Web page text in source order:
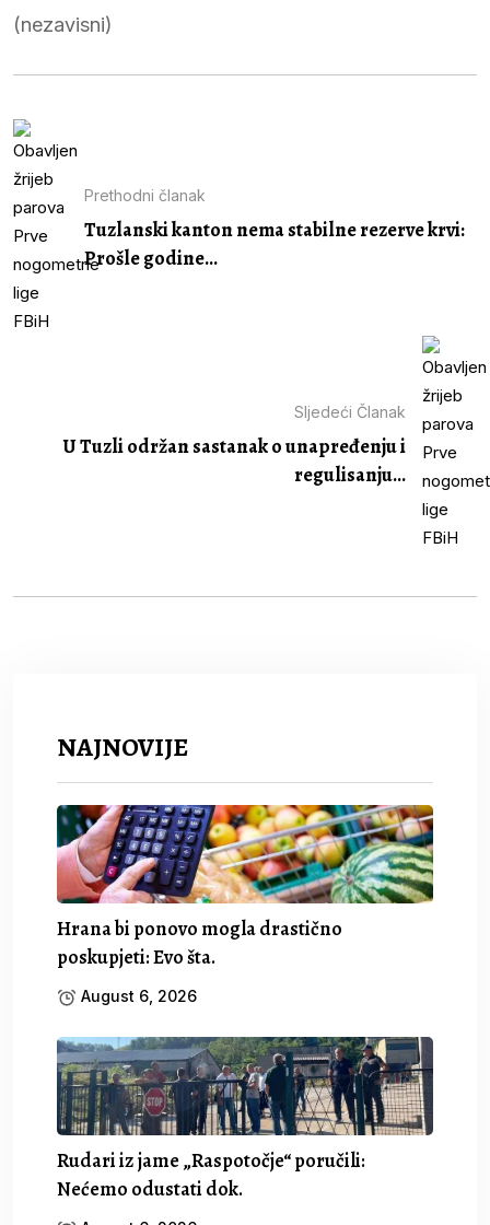
(nezavisni)
Prethodni članak
Tuzlanski kanton nema stabilne rezerve krvi:
Prošle godine...
Sljedeći Članak
U Tuzli održan sastanak o unapređenju i
regulisanju...
NAJNOVIJE
Hrana bi ponovo mogla drastično
poskupjeti: Evo šta.
August 6, 2026
Rudari iz jame „Raspotočje“ poručili:
Nećemo odustati dok.